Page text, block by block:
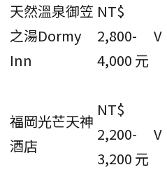
天然溫泉御笠
之湯Dormy
Inn
NT$
2,800-
4,000 元
V
福岡光芒天神
酒店
NT$
2,200-
3,200 元
V